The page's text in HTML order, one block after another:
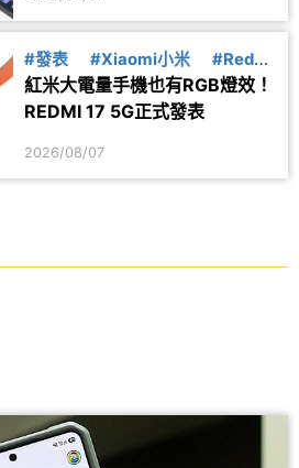
#發表 #Xiaomi小米
#Redmi
紅米
紅米大電量手機也有RGB燈效！
REDMI 17 5G正式發表
2026/08/07